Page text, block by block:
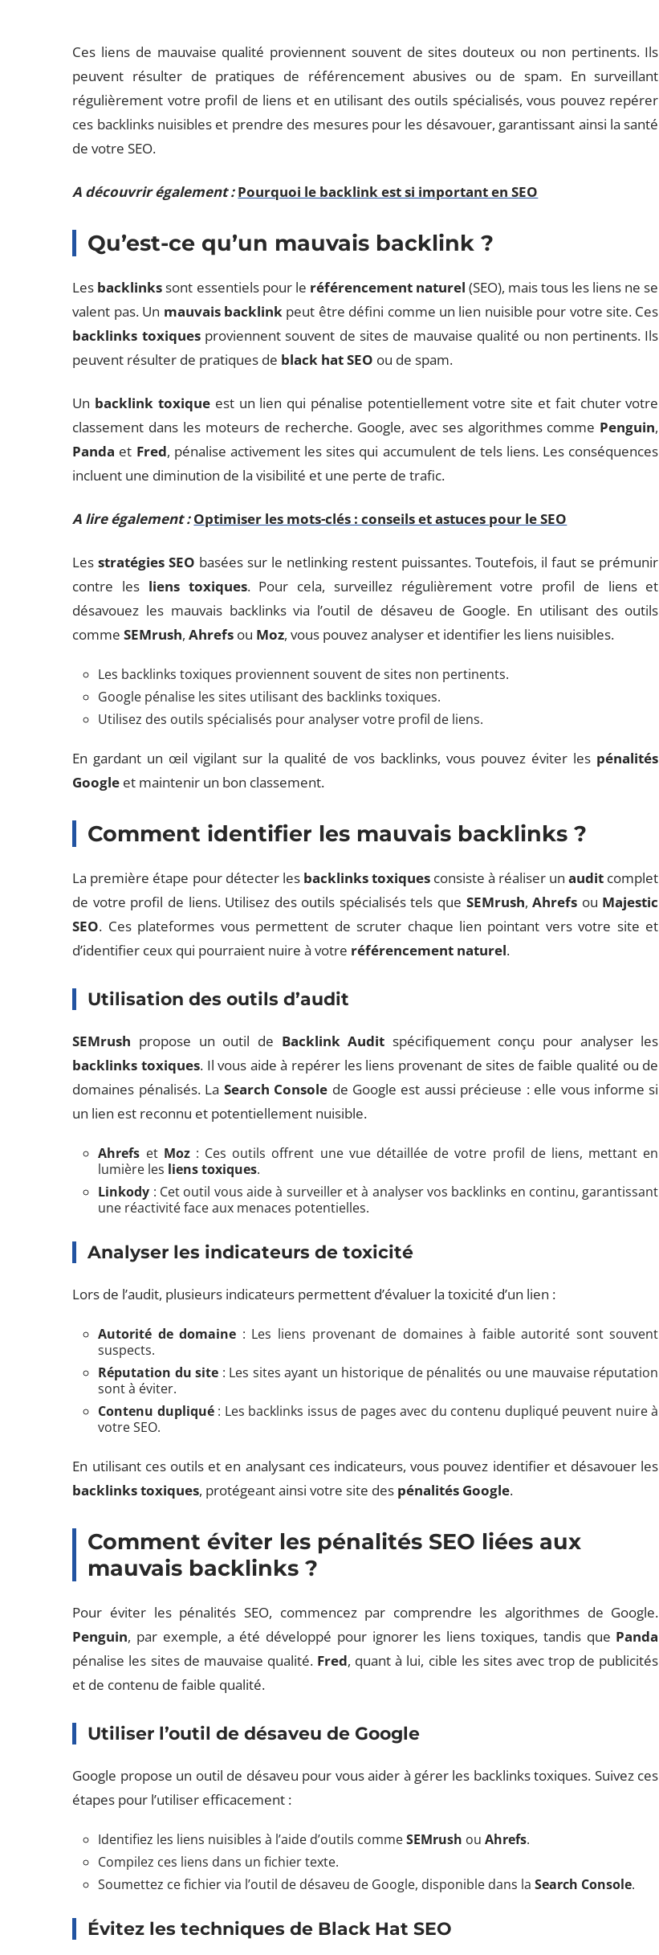
Ces liens de mauvaise qualité proviennent souvent de sites douteux ou non pertinents. Ils
peuvent résulter de pratiques de référencement abusives ou de spam. En surveillant
régulièrement votre profil de liens et en utilisant des outils spécialisés, vous pouvez repérer
ces backlinks nuisibles et prendre des mesures pour les désavouer, garantissant ainsi la santé
de votre SEO.
A découvrir également : Pourquoi le backlink est si important en SEO
Qu’est-ce qu’un mauvais backlink ?
Les backlinkssont essentiels pour le référencement naturel (SEO), mais tous les liens ne se
valent pas. Un mauvais backlinkpeut être défini comme un lien nuisible pour votre site. Ces
backlinks toxiquesproviennent souvent de sites de mauvaise qualité ou non pertinents. Ils
peuvent résulter de pratiques de black hat SEO ou de spam.
Un backlink toxiqueest un lien qui pénalise potentiellement votre site et fait chuter votre
classement dans les moteurs de recherche. Google, avec ses algorithmes comme Penguin,
Panda et Fred, pénalise activement les sites qui accumulent de tels liens. Les conséquences
incluent une diminution de la visibilité et une perte de trafic.
A lire également : Optimiser les mots-clés : conseils et astuces pour le SEO
Lesstratégies SEO basées sur le netlinking restent puissantes. Toutefois, il faut se prémunir
contre les liens toxiques. Pour cela, surveillez régulièrement votre profil de liens et
désavouez les mauvais backlinks via l’outil de désaveu de Google. En utilisant des outils
commeSEMrush,Ahrefs ou Moz, vous pouvez analyser et identifier les liens nuisibles.
Les backlinks toxiques proviennent souvent de sites non pertinents.
Google pénalise les sites utilisant des backlinks toxiques.
Utilisez des outils spécialisés pour analyser votre profil de liens.
En gardant un œil vigilant sur la qualité de vos backlinks, vous pouvez éviter les pénalités
Google et maintenir un bon classement.
Comment identifier les mauvais backlinks ?
La première étape pour détecter les backlinks toxiquesconsiste à réaliser unaudit complet
de votre profil de liens. Utilisez des outils spécialisés tels que SEMrush,Ahrefs ou Majestic
SEO. Ces plateformes vous permettent de scruter chaque lien pointant vers votre site et
d’identifier ceux qui pourraient nuire à votre référencement naturel.
Utilisation des outils d’audit
SEMrush propose un outil de Backlink Audit spécifiquement conçu pour analyser les
backlinks toxiques. Il vous aide à repérer les liens provenant de sites de faible qualité ou de
domaines pénalisés. La Search Console de Google est aussi précieuse : elle vous informe si
un lien est reconnu et potentiellement nuisible.
Ahrefs et Moz: Ces outils offrent une vue détaillée de votre profil de liens, mettant en
lumière les liens toxiques.
Linkody : Cet outil vous aide à surveiller et à analyser vos backlinks en continu, garantissant
une réactivité face aux menaces potentielles.
Analyser les indicateurs de toxicité
Lors de l’audit, plusieurs indicateurs permettent d’évaluer la toxicité d’un lien :
Autorité de domaine : Les liens provenant de domaines à faible autorité sont souvent
suspects.
Réputation du site : Les sites ayant un historique de pénalités ou une mauvaise réputation
sont à éviter.
Contenu dupliqué: Les backlinks issus de pages avec du contenu dupliqué peuvent nuire à
votre SEO.
En utilisant ces outils et en analysant ces indicateurs, vous pouvez identifier et désavouer les
backlinks toxiques, protégeant ainsi votre site des pénalités Google.
Comment éviter les pénalités SEO liées aux
mauvais backlinks ?
Pour éviter les pénalités SEO, commencez par comprendre les algorithmes de Google.
Penguin, par exemple, a été développé pour ignorer les liens toxiques, tandis que Panda
pénalise les sites de mauvaise qualité. Fred, quant à lui, cible les sites avec trop de publicités
et de contenu de faible qualité.
Utiliser l’outil de désaveu de Google
Google propose un outil de désaveu pour vous aider à gérer les backlinks toxiques. Suivez ces
étapes pour l’utiliser efficacement :
Identifiez les liens nuisibles à l’aide d’outils commeSEMrush ouAhrefs.
Compilez ces liens dans un fichier texte.
Soumettez ce fichier via l’outil de désaveu de Google, disponible dans laSearch Console.
Évitez les techniques de Black Hat SEO